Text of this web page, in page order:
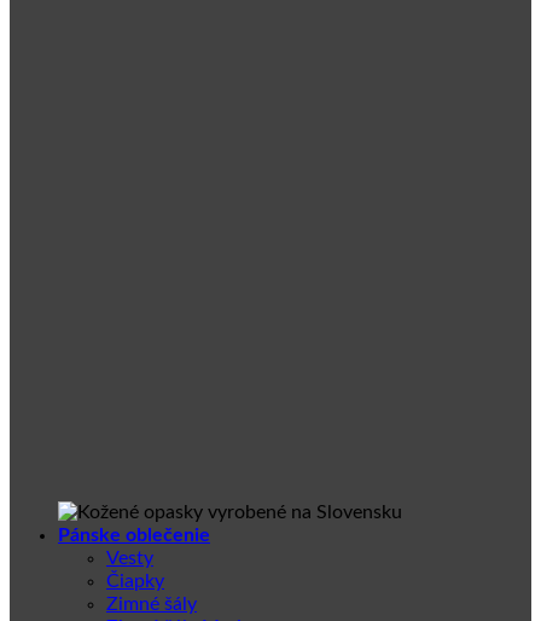
Pánske oblečenie
Vesty
Čiapky
Zimné šály